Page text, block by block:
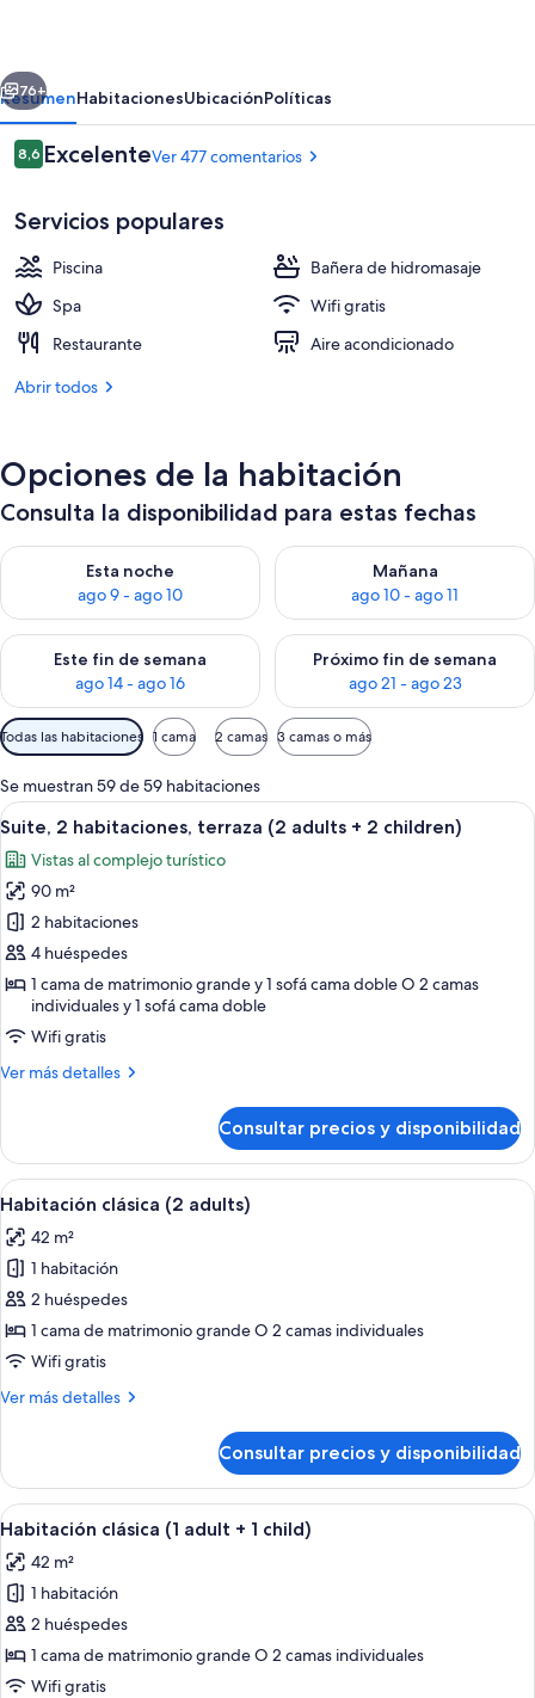
Resort
Una piscina al aire libre (de 10:00 a
Siguiente
76+
ResumenHabitacionesUbicaciónPolíticas
Comentarios
8,68,6 de 10
ExcelenteVer 477 comentarios
Servicios populares
Piscina
Bañera de hidromasaje
Spa
Wifi gratis
Restaurante
Aire acondicionado
Abrir todos
Opciones de la habitación
Consulta la disponibilidad para estas fechas
Esta noche
ago 9 - ago 10
Consulta la disponibilidad para esta noche, ago 9 - ago 10
Mañana
ago 10 - ago 11
Consulta la disponibilidad
Este fin de semana
ago 14 - ago 16
Consulta la disponibilidad para este fin de semana, ago 14 -
Próximo fin de semana
ago 21 - ago 23
Consulta la disponibilidad
Filtros
disponibles
para
las
habitaciones
Todas las habitaciones 1 cama 2 camas 3 camas o más
Se muestran 59 de 59 habitaciones
Abrir
todas
las
fotos
de
Suite,
2
habitaciones,
terraza
(2
2
children)
Una habitación de hotel con cama,
7
Suite, 2 habitaciones, terraza (2 adults + 2 children)
Vistas al complejo turístico
90 m²
2 habitaciones
4 huéspedes
1 cama de matrimonio grande y 1 sofá cama doble O 2 camas
individuales y 1 sofá cama doble
Wifi gratis
Ver más detalles
Más
2
habitaciones,
terraza
adults
+
children)
Consultar precios y disponibilidad
Abrir
todas
las
fotos
de
Habitación
clásica
adults)
Habitación de hotel con una cama
4
Habitación clásica (2 adults)
42 m²
1 habitación
2 huéspedes
1 cama de matrimonio grande O 2 camas individuales
Wifi gratis
Ver más detalles
Más
clásica
(2
adults)
Consultar precios y disponibilidad
Abrir
todas
las
fotos
de
Habitación
clásica
Habitación de hotel con una cama
4
Habitación clásica (1 adult + 1 child)
42 m²
1 habitación
2 huéspedes
1 cama de matrimonio grande O 2 camas individuales
Wifi gratis